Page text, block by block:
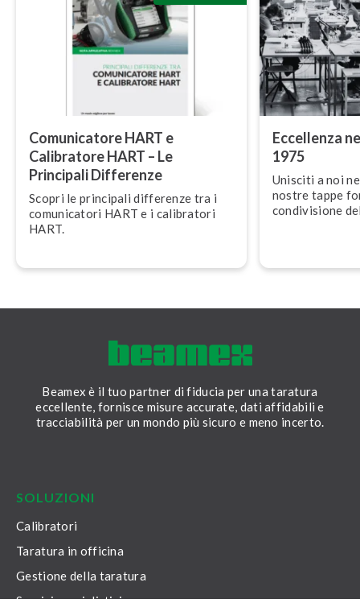
Co­mu­ni­ca­to­re HART e
Calibratore HART – Le
Principali Differenze
Scopri le principali differenze tra i
co­mu­ni­ca­to­ri HART e i calibratori
HART.
Eccellenza
1975
Unisciti a noi
nostre tappe
con­di­vi­sio­ne
Beamex è il tuo partner di fiducia per una taratura
eccellente, fornisce misure accurate, dati affidabili e
tracciabilità per un mondo più sicuro e meno incerto.
SOLUZIONI
Calibratori
Taratura in officina
Gestione della taratura